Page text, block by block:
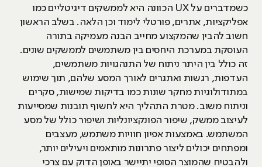
כשמדברים על UX הכוונה היא לממשקים דיגיטליים כמו
אפליקציות, אתרים, פורטלי לימוד וכן הלאה. בשלב הראשון
חשוב להבין שהמקצוע מחייב הבנה מעמיקה בתורה
העוסקת במערכת היחסים בין משתמשים לממשקים שונים.
זה כולל בין היתר ניתוח של התנהגויות משתמשים,
העדפות, רגשות ואתגרים לאורך המסע שלהם, תוך שימוש
במתודולוגיות מחקר שונות כמו בדיקות שמישות, סקרים
וניתוח משוב. מטרת התהליך היא לחשוף תובנות שמסייעות
לעיצוב ממשק, שיפור הפונקציונליות ושיפור כולל של מסע
המשתמש. באמצעות אפיון חוויות משתמש, מעצבים
ומפתחים יכולים ליצור פתרונות מותאמים ויעילים יותר,
ולהבטיח שהמוצר הסופי יתיישר באופן הדוק עם צרכי